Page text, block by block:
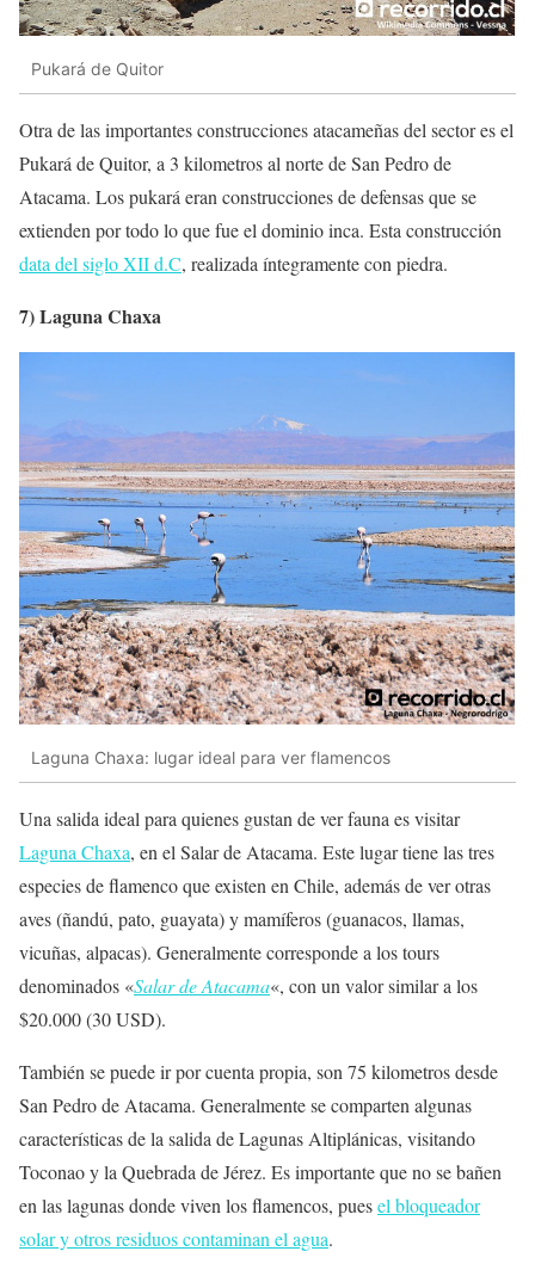
Pukará de Quitor
Otra de las importantes construcciones atacameñas del sector es el
Pukará de Quitor, a 3 kilometros al norte de San Pedro de
Atacama. Los pukará eran construcciones de defensas que se
extienden por todo lo que fue el dominio inca. Esta construcción
data del siglo XII d.C, realizada íntegramente con piedra.
7) Laguna Chaxa
Laguna Chaxa: lugar ideal para ver flamencos
Una salida ideal para quienes gustan de ver fauna es visitar
Laguna Chaxa, en el Salar de Atacama. Este lugar tiene las tres
especies de flamenco que existen en Chile, además de ver otras
aves (ñandú, pato, guayata) y mamíferos (guanacos, llamas,
vicuñas, alpacas). Generalmente corresponde a los tours
denominados «Salar de Atacama«, con un valor similar a los
$20.000 (30 USD).
También se puede ir por cuenta propia, son 75 kilometros desde
San Pedro de Atacama. Generalmente se comparten algunas
características de la salida de Lagunas Altiplánicas, visitando
Toconao y la Quebrada de Jérez. Es importante que no se bañen
en las lagunas donde viven los flamencos, puesel bloqueador
solar y otros residuos contaminan el agua.